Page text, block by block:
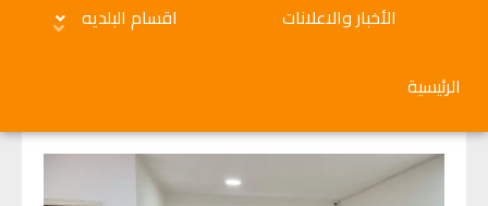
الأخبار والاعلانات اقسام البلديه
الرئيسية